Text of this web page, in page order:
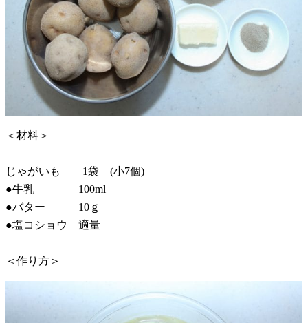
＜材料＞
じゃがいも 1袋 (小7個)
●牛乳 100ml
●バター 10ｇ
●塩コショウ 適量
＜作り方＞